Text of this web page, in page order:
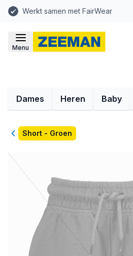
Werkt samen met FairWear
Menu
Dames Heren Baby
TerugShort - Groen